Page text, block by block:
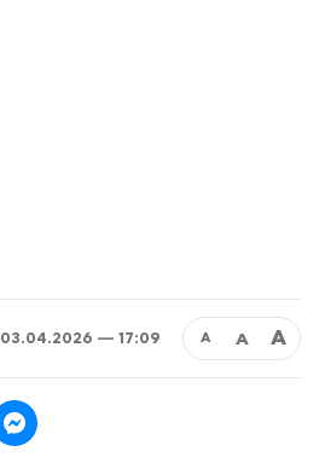
03.04.2026 — 17:09 Α Α Α